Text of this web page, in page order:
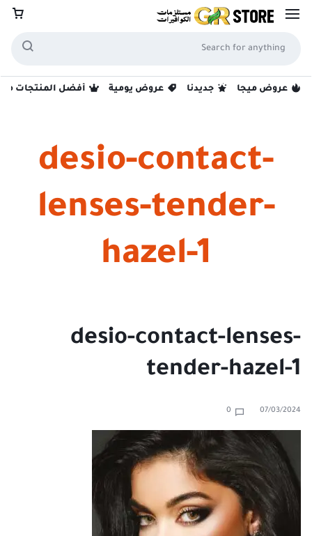
عروض ميجا جديدنا عروض يومية أفضل المنتجات
desio-contact-
lenses-tender-
hazel-1
desio-contact-lenses-
tender-hazel-1
07/03/2024
0